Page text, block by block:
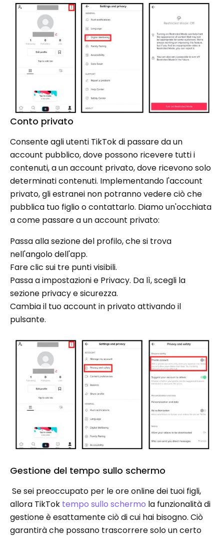
Conto privato
Consente agli utenti TikTok di passare da un
account pubblico, dove possono ricevere tutti i
contenuti, a un account privato, dove ricevono solo
determinati contenuti. Implementando l'account
privato, gli estranei non potranno vedere ciò che
pubblica tuo figlio o contattarlo. Diamo un'occhiata
a come passare a un account privato:
Passa alla sezione del profilo, che si trova
nell'angolo dell'app.
Fare clic sui tre punti visibili.
Passa a impostazioni e Privacy. Da lì, scegli la
sezione privacy e sicurezza.
Cambia il tuo account in privato attivando il
pulsante.
Gestione del tempo sullo schermo
Se sei preoccupato per le ore online dei tuoi figli,
allora TikTok tempo sullo schermo la funzionalità di
gestione è esattamente ciò di cui hai bisogno. Ciò
garantirà che possano trascorrere solo un certo